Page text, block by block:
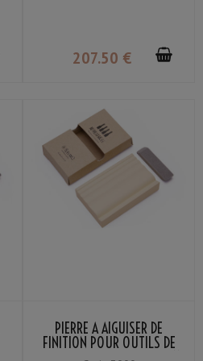
207.50 €
PIERRE À AIGUISER DE
FINITION POUR OUTILS DE